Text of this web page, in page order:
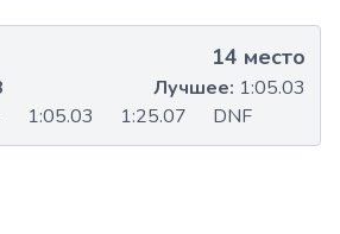
14 место
1:05.03 1:25.07 DNF
Лучшее: 1:05.03